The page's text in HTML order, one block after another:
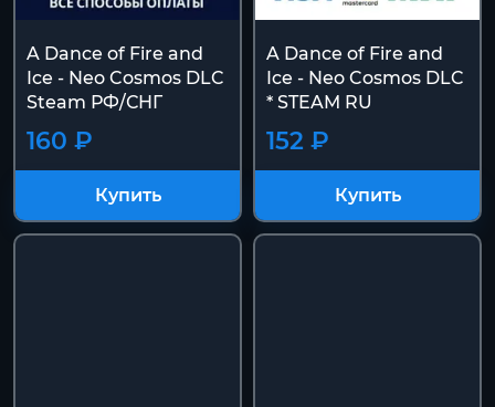
A Dance of Fire and
Ice - Neo Cosmos DLC
Steam РФ/СНГ
160 ₽
Купить
A Dance of Fire and
Ice - Neo Cosmos DLC
* STEAM RU
152 ₽
Купить